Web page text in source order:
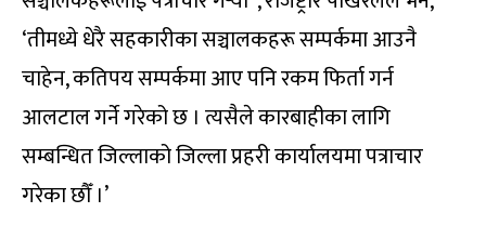
‘तीमध्ये धेरै सहकारीका सञ्चालकहरू सम्पर्कमा आउनै
चाहेन, कतिपय सम्पर्कमा आए पनि रकम फिर्ता गर्न
आलटाल गर्ने गरेको छ । त्यसैले कारबाहीका लागि
सम्बन्धित जिल्लाको जिल्ला प्रहरी कार्यालयमा पत्राचार
गरेका छौँ ।’